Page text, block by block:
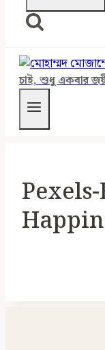
চাই, শুধু একবার